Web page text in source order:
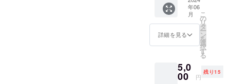
成予定
でござ
いま
万が一
不適切
ンク等
がござ
・HPは
2024年
5月頃完
成予定
でござ
はお申
し込み
ら。当
店特製
のきの
この
ディッ
プソー
届けい
たしま
す。ク
年06
月
詳細を見る
こ
の
リ
タ
ー
ン
を
選
択
す
る
5,0
00 円
残り15